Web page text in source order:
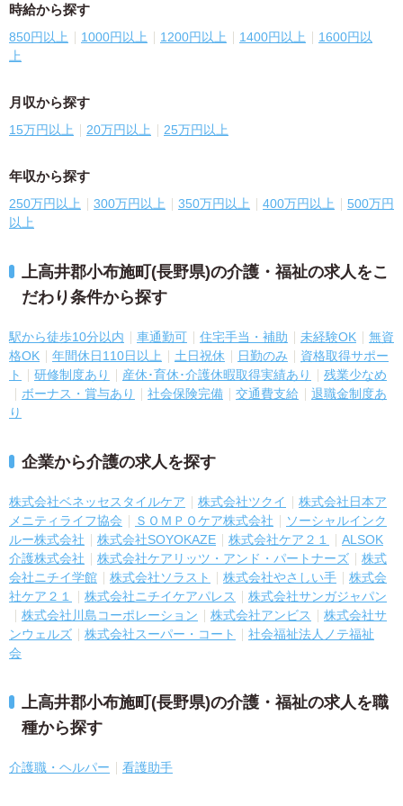
時給から探す
850円以上 1000円以上 1200円以上 1400円以上
1600円以
上
月収から探す
15万円以上 20万円以上 25万円以上
年収から探す
250万円以上 300万円以上 350万円以上 400万円以上
500万円
以上
上高井郡小布施町(長野県)の介護・福祉の求人をこ
だわり条件から探す
駅から徒歩10分以内 車通勤可 住宅手当・補助 未経験OK
無資
格OK
年間休日110日以上 土日祝休 日勤のみ
資格取得サポー
ト
研修制度あり 産休･育休･介護休暇取得実績あり
残業少なめ
ボーナス・賞与あり
社会保険完備 交通費支給
退職金制度あ
り
企業から介護の求人を探す
株式会社ベネッセスタイルケア 株式会社ツクイ
株式会社日本ア
メニティライフ協会
ＳＯＭＰＯケア株式会社
ソーシャルインク
ルー株式会社
株式会社SOYOKAZE 株式会社ケア２１
ALSOK
介護株式会社
株式会社ケアリッツ・アンド・パートナーズ
株式
会社ニチイ学館
株式会社ソラスト 株式会社やさしい手
株式会
社ケア２１
株式会社ニチイケアパレス
株式会社サンガジャパン
株式会社川島コーポレーション
株式会社アンビス
株式会社サ
ンウェルズ
株式会社スーパー・コート
社会福祉法人ノテ福祉
会
上高井郡小布施町(長野県)の介護・福祉の求人を職
種から探す
介護職・ヘルパー 看護助手